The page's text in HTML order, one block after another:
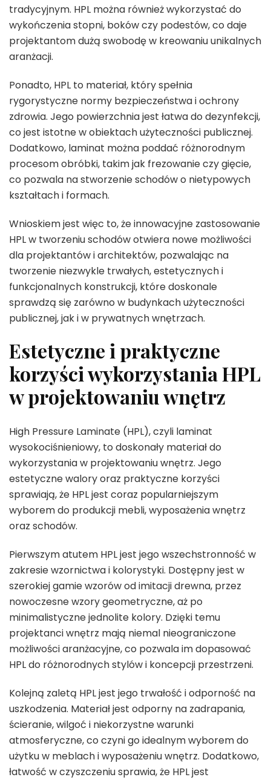
tradycyjnym. HPL można również wykorzystać do
wykończenia stopni, boków czy podestów, co daje
projektantom dużą swobodę w kreowaniu unikalnych
aranżacji.
Ponadto, HPL to materiał, który spełnia
rygorystyczne normy bezpieczeństwa i ochrony
zdrowia. Jego powierzchnia jest łatwa do dezynfekcji,
co jest istotne w obiektach użyteczności publicznej.
Dodatkowo, laminat można poddać różnorodnym
procesom obróbki, takim jak frezowanie czy gięcie,
co pozwala na stworzenie schodów o nietypowych
kształtach i formach.
Wnioskiem jest więc to, że innowacyjne zastosowanie
HPL w tworzeniu schodów otwiera nowe możliwości
dla projektantów i architektów, pozwalając na
tworzenie niezwykle trwałych, estetycznych i
funkcjonalnych konstrukcji, które doskonale
sprawdzą się zarówno w budynkach użyteczności
publicznej, jak i w prywatnych wnętrzach.
Estetyczne i praktyczne
korzyści wykorzystania HPL
w projektowaniu wnętrz
High Pressure Laminate (HPL), czyli laminat
wysokociśnieniowy, to doskonały materiał do
wykorzystania w projektowaniu wnętrz. Jego
estetyczne walory oraz praktyczne korzyści
sprawiają, że HPL jest coraz popularniejszym
wyborem do produkcji mebli, wyposażenia wnętrz
oraz schodów.
Pierwszym atutem HPL jest jego wszechstronność w
zakresie wzornictwa i kolorystyki. Dostępny jest w
szerokiej gamie wzorów od imitacji drewna, przez
nowoczesne wzory geometryczne, aż po
minimalistyczne jednolite kolory. Dzięki temu
projektanci wnętrz mają niemal nieograniczone
możliwości aranżacyjne, co pozwala im dopasować
HPL do różnorodnych stylów i koncepcji przestrzeni.
Kolejną zaletą HPL jest jego trwałość i odporność na
uszkodzenia. Materiał jest odporny na zadrapania,
ścieranie, wilgoć i niekorzystne warunki
atmosferyczne, co czyni go idealnym wyborem do
użytku w meblach i wyposażeniu wnętrz. Dodatkowo,
łatwość w czyszczeniu sprawia, że HPL jest